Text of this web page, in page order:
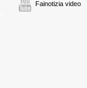
Fainotizia video